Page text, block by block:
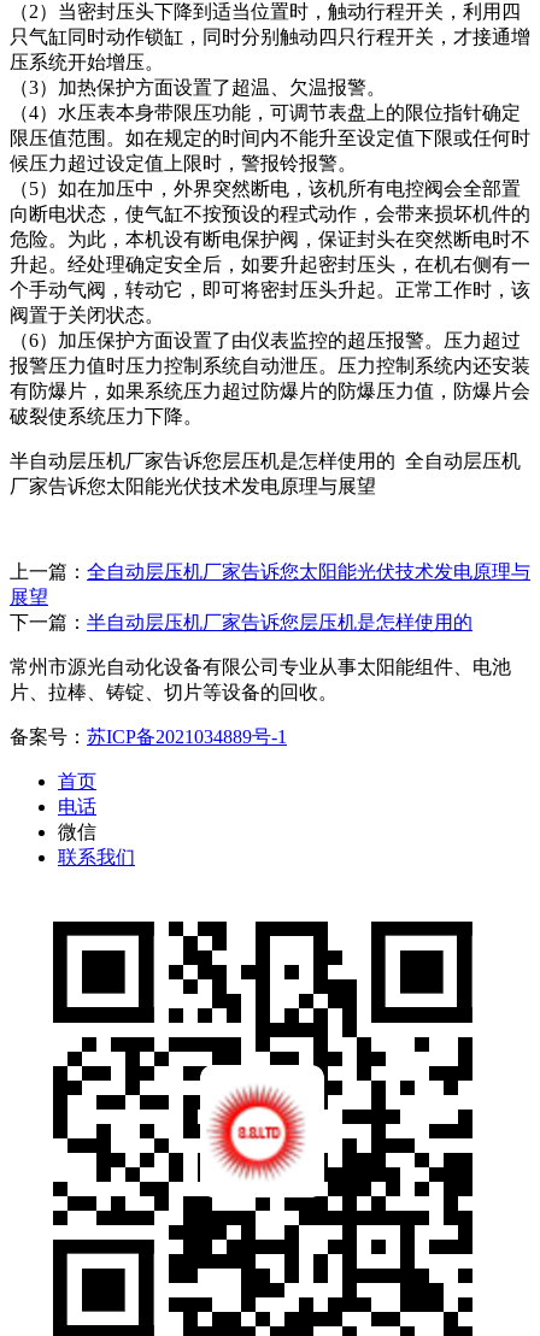
（2）当密封压头下降到适当位置时，触动行程开关，利用四
只气缸同时动作锁缸，同时分别触动四只行程开关，才接通增
压系统开始增压。
（3）加热保护方面设置了超温、欠温报警。
（4）水压表本身带限压功能，可调节表盘上的限位指针确定
限压值范围。如在规定的时间内不能升至设定值下限或任何时
候压力超过设定值上限时，警报铃报警。
（5）如在加压中，外界突然断电，该机所有电控阀会全部置
向断电状态，使气缸不按预设的程式动作，会带来损坏机件的
危险。为此，本机设有断电保护阀，保证封头在突然断电时不
升起。经处理确定安全后，如要升起密封压头，在机右侧有一
个手动气阀，转动它，即可将密封压头升起。正常工作时，该
阀置于关闭状态。
（6）加压保护方面设置了由仪表监控的超压报警。压力超过
报警压力值时压力控制系统自动泄压。压力控制系统内还安装
有防爆片，如果系统压力超过防爆片的防爆压力值，防爆片会
破裂使系统压力下降。
半自动层压机厂家告诉您层压机是怎样使用的 全自动层压机
厂家告诉您太阳能光伏技术发电原理与展望
上一篇： 全自动层压机厂家告诉您太阳能光伏技术发电原理与
展望
下一篇： 半自动层压机厂家告诉您层压机是怎样使用的
常州市源光自动化设备有限公司专业从事太阳能组件、电池
片、拉棒、铸锭、切片等设备的回收。
备案号： 苏ICP备2021034889号-1
首页
电话
微信
联系我们